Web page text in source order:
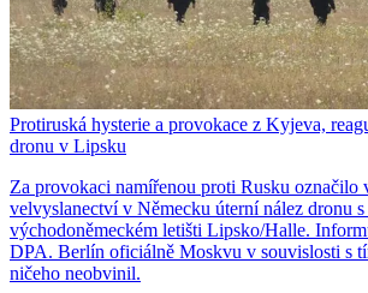
Protiruská hysterie a provokace z Kyjeva,
dronu v Lipsku
Za provokaci namířenou proti Rusku označilo
velvyslanectví v Německu úterní nález dronu
východoněmeckém letišti Lipsko/Halle.
DPA. Berlín oficiálně Moskvu v souvislosti s
ničeho neobvinil.